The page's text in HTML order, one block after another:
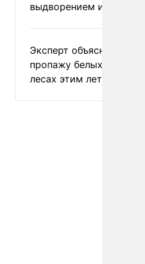
выдворением из
Эксперт объяснил
пропажу белых грибов
лесах этим летом